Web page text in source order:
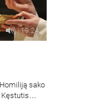
19:24
sako